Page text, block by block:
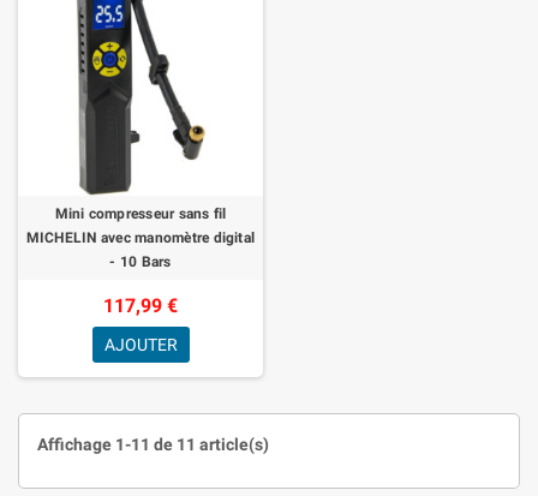
Mini compresseur sans fil
MICHELIN avec manomètre digital
- 10 Bars
117,99 €
AJOUTER
Affichage 1-11 de 11 article(s)